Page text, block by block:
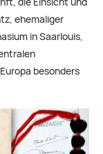
ehemaliger
in Saarlouis,
besonders